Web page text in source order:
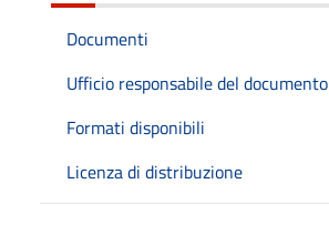
Documenti
Ufficio responsabile del documento
Formati disponibili
Licenza di distribuzione